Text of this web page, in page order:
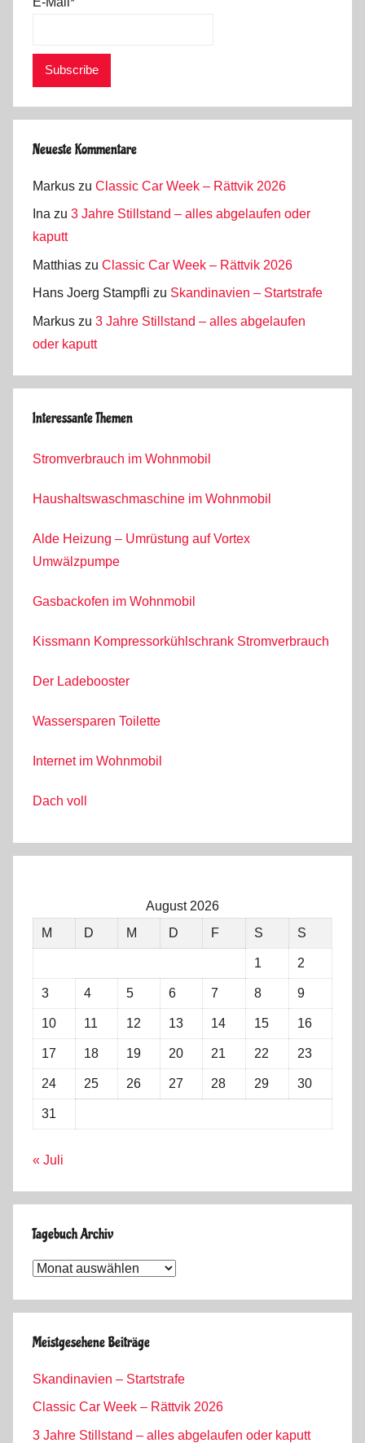
Neueste Kommentare
Markus zu Classic Car Week – Rättvik 2026
Ina zu 3 Jahre Stillstand – alles abgelaufen oder
kaputt
Matthias zu Classic Car Week – Rättvik 2026
Hans Joerg Stampfli zu Skandinavien – Startstrafe
Markus zu 3 Jahre Stillstand – alles abgelaufen
oder kaputt
Interessante Themen
Stromverbrauch im Wohnmobil
Haushaltswaschmaschine im Wohnmobil
Alde Heizung – Umrüstung auf Vortex
Umwälzpumpe
Gasbackofen im Wohnmobil
Kissmann Kompressorkühlschrank Stromverbrauch
Der Ladebooster
Wassersparen Toilette
Internet im Wohnmobil
Dach voll
August 2026
M
D M D F S S
1 2
3 4 5 6 7 8 9
10 11 12 13 14 15 16
17 18 19 20 21 22 23
24 25 26 27 28 29 30
31
« Juli
Tagebuch Archiv
Tagebuch
Meistgesehene Beiträge
Skandinavien – Startstrafe
Classic Car Week – Rättvik 2026
3 Jahre Stillstand – alles abgelaufen oder kaputt